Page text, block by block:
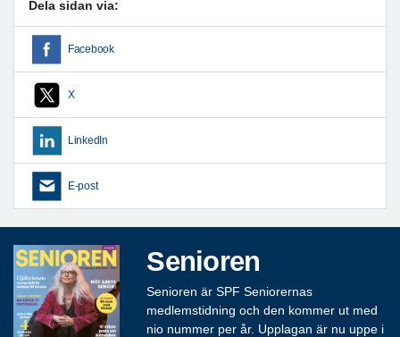
Dela sidan via:
Facebook
X
LinkedIn
E-post
Senioren
Senioren är SPF Seniorernas
medlemstidning och den kommer ut med
nio nummer per år. Upplagan är nu uppe i